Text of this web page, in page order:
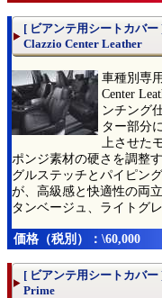
[ ビアンテ用シートカバ
Clazzio Center Leather
車種別専
Center
ンチング
ター部分
上させた
ポンジ素材の硬さを調整
グルステッチとパイピン
が、高級感と快適性の両
タンベージュ、ライトグ
価格（税別）：\60,000
[ ビアンテ用シートカバ
Prime